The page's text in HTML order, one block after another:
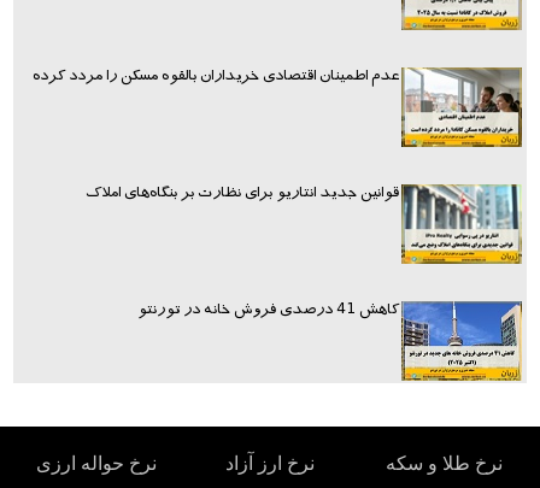
عدم اطمینان اقتصادی خریداران بالقوه مسکن را مردد کرده
قوانین جدید انتاریو برای نظارت بر بنگاه‌های املاک
کاهش 41 درصدی فروش خانه در تورنتو
نرخ طلا و سکه نرخ ارز آزاد نرخ حواله ارزی